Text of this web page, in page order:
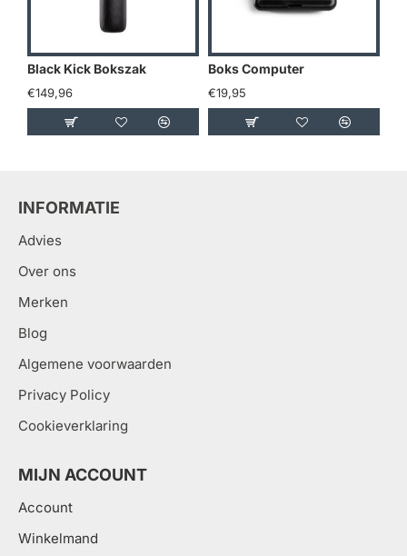
Black Kick Bokszak
€149,96
Boks Computer
€19,95
INFORMATIE
Advies
Over ons
Merken
Blog
Algemene voorwaarden
Privacy Policy
Cookieverklaring
MIJN ACCOUNT
Account
Winkelmand